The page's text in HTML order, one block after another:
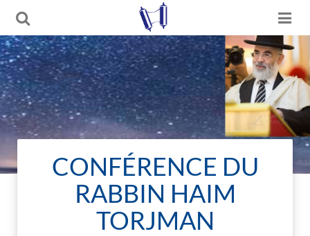
CONFÉRENCE DU
RABBIN HAIM
TORJMAN